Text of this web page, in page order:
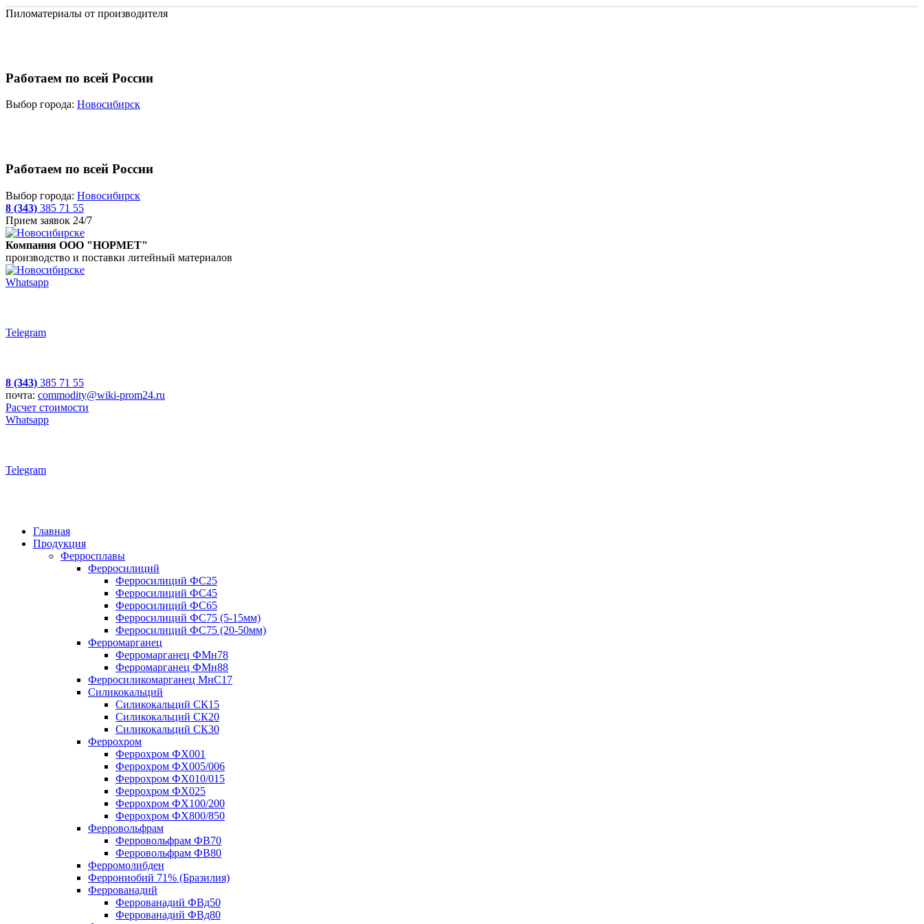
Пиломатериалы от производителя
Работаем по всей России
Выбор города: Новосибирск
Работаем по всей России
Выбор города: Новосибирск
8 (343) 385 71 55
Прием заявок 24/7
Компания ООО "НОРМЕТ"
производство и поставки литейный материалов
Whatsapp
Telegram
8 (343) 385 71 55
почта: commodity@wiki-prom24.ru
Расчет стоимости
Whatsapp
Telegram
Главная
Продукция
Ферросплавы
Ферросилиций
Ферросилиций ФС25
Ферросилиций ФС45
Ферросилиций ФС65
Ферросилиций ФС75 (5-15мм)
Ферросилиций ФС75 (20-50мм)
Ферромарганец
Ферромарганец ФМн78
Ферромарганец ФМн88
Ферросиликомарганец МнС17
Силикокальций
Силикокальций СК15
Силикокальций СК20
Силикокальций СК30
Феррохром
Феррохром ФХ001
Феррохром ФХ005/006
Феррохром ФХ010/015
Феррохром ФХ025
Феррохром ФХ100/200
Феррохром ФХ800/850
Ферровольфрам
Ферровольфрам ФВ70
Ферровольфрам ФВ80
Ферромолибден
Феррониобий 71% (Бразилия)
Феррованадий
Феррованадий ФВд50
Феррованадий ФВд80